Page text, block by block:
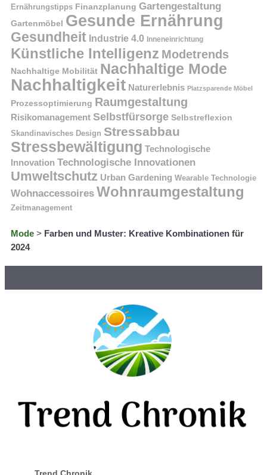
Ernährungstipps Finanzplanung Gartengestaltung
Gartenmöbel Gesunde Ernährung
Gesundheit Industrie 4.0 Inneneinrichtung
Künstliche Intelligenz Modetrends
Nachhaltige Mobilität Nachhaltige Mode
Nachhaltigkeit Naturerlebnis Platzsparende Möbel
Prozessoptimierung Raumgestaltung
Risikomanagement Selbstfürsorge Selbstreflexion
Skandinavisches Design Stressabbau
Stressbewältigung Technologische
Innovation Technologische Innovationen
Umweltschutz Urban Gardening Wearable Technologie
Wohnaccessoires Wohnraumgestaltung
Zeitmanagement
Mode > Farben und Muster: Kreative Kombinationen für
2024